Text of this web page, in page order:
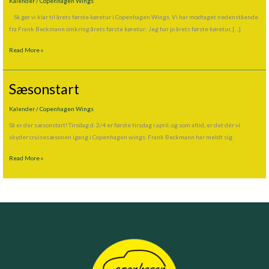
Så gør vi klar til årets første køretur i Copenhagen Wings. Vi har modtaget nedenstående
fra Frank Beckmann omkring årets første køretur: Jeg har jo årets første køretur, […]
Read More »
Sæsonstart
Kalender/Copenhagen Wings
Så er der sæsonstart! Tirsdag d. 2/4 er første tirsdag i april, og som altid, er det dér vi
skyder cruisesæsonen igang i Copenhagen wings. Frank Beckmann har meldt sig
Sæsonstart
Read More »